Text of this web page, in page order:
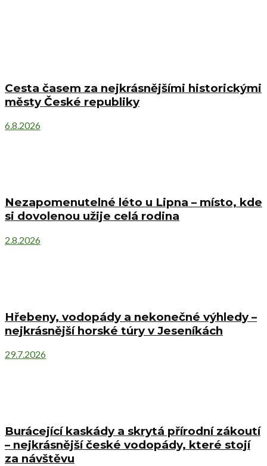
Cesta časem za nejkrásnějšími historickými
městy České republiky
6.8.2026
Nezapomenutelné léto u Lipna – místo, kde
si dovolenou užije celá rodina
2.8.2026
Hřebeny, vodopády a nekonečné výhledy –
nejkrásnější horské túry v Jeseníkách
29.7.2026
Burácející kaskády a skrytá přírodní zákoutí
– nejkrásnější české vodopády, které stojí
za návštěvu